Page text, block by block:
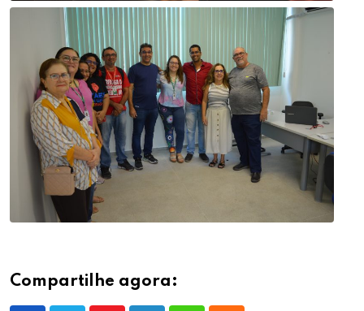
Compartilhe agora: